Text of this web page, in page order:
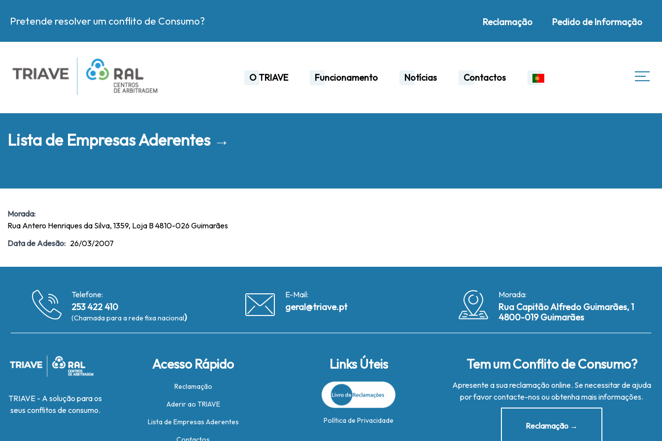
Pretende resolver um conflito de Consumo? Reclamação Pedido de Informação
O TRIAVE Funcionamento Notícias Contactos
Lista de Empresas Aderentes →
Morada:
Rua Antero Henriques da Silva, 1359, Loja B 4810-026 Guimarães
Data de Adesão: 26/03/2007
Telefone:
253 422 410
(Chamada para a rede fixa nacional)
E-Mail:
geral@triave.pt
Morada:
Rua Capitão Alfredo Guimarães, 1
4800-019 Guimarães
TRIAVE - A solução para os
seus conflitos de consumo.
Acesso Rápido
Reclamação
Aderir ao TRIAVE
Lista de Empresas Aderentes
Links Úteis
Política de Privacidade
Tem um Conflito de Consumo?
Apresente a sua reclamação online. Se necessitar de ajuda
por favor contacte-nos ou obtenha mais informações.
Reclamação →